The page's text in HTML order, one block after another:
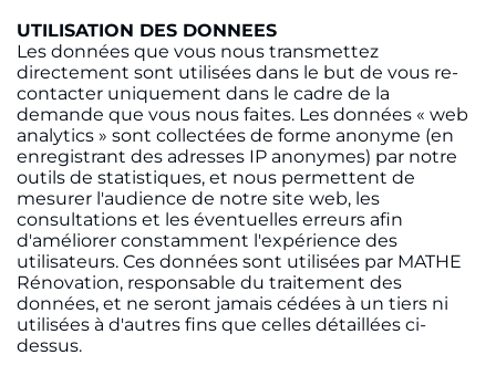
UTILISATION DES DONNEES
Les données que vous nous transmettez
directement sont utilisées dans le but de vous re-
contacter uniquement dans le cadre de la
demande que vous nous faites. Les données « web
analytics » sont collectées de forme anonyme (en
enregistrant des adresses IP anonymes) par notre
outils de statistiques, et nous permettent de
mesurer l'audience de notre site web, les
consultations et les éventuelles erreurs afin
d'améliorer constamment l'expérience des
utilisateurs. Ces données sont utilisées par MATHE
Rénovation, responsable du traitement des
données, et ne seront jamais cédées à un tiers ni
utilisées à d'autres fins que celles détaillées ci-
dessus.